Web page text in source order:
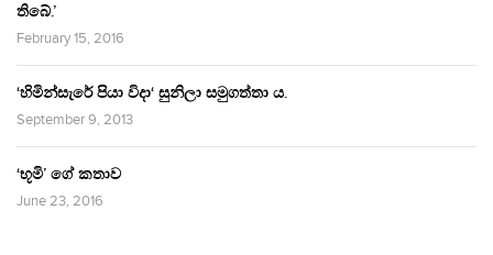
තිබේ.’
February 15, 2016
‘හිමින්සැරේ පියා විදා‘ සුනිලා සමුගත්තා ය.
September 9, 2013
‘භූමි’ ගේ කතාව
June 23, 2016